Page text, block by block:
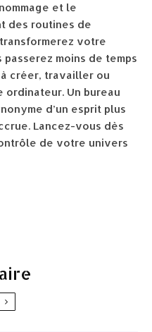
et le
des routines de
votre
moins de temps
créer, travailler ou
Un bureau
d’un esprit plus
Lancez-vous dès
de votre univers